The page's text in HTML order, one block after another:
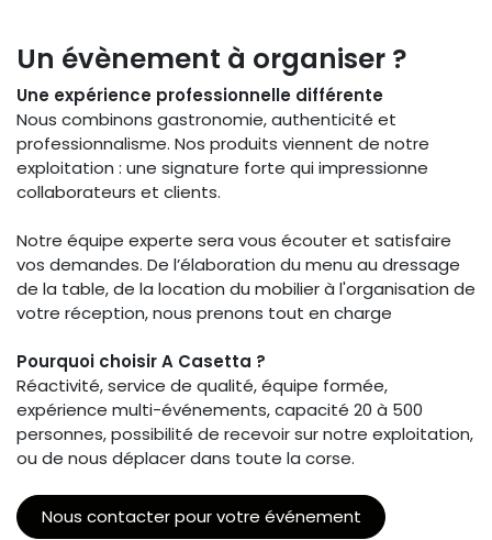
Un évènement à organiser ?
Une expérience professionnelle différente
Nous combinons gastronomie, authenticité et
professionnalisme. Nos produits viennent de notre
exploitation : une signature forte qui impressionne
collaborateurs et clients.
Notre équipe experte sera vous écouter et satisfaire
vos demandes. De l’élaboration du menu au dressage
de la table, de la location du mobilier à l'organisation de
votre réception, nous prenons tout en charge
Pourquoi choisir A Casetta ?
Réactivité, service de qualité, équipe formée,
expérience multi-événements, capacité 20 à 500
personnes, possibilité de recevoir sur notre exploitation,
ou de nous déplacer dans toute la corse.
Nous contacter pour votre événement